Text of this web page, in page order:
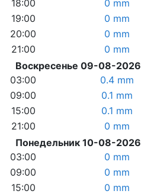
18:00
0 mm
19:00
0 mm
20:00
0 mm
21:00
0 mm
Воскресенье 09-08-2026
03:00
0.4 mm
09:00
0.1 mm
15:00
0.1 mm
21:00
0 mm
Понедельник 10-08-2026
03:00
0 mm
09:00
0 mm
15:00
0 mm